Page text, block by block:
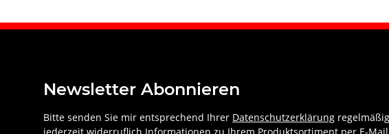
Newsletter Abonnieren
Bitte senden Sie mir entsprechend Ihrer Datenschutzerklärung